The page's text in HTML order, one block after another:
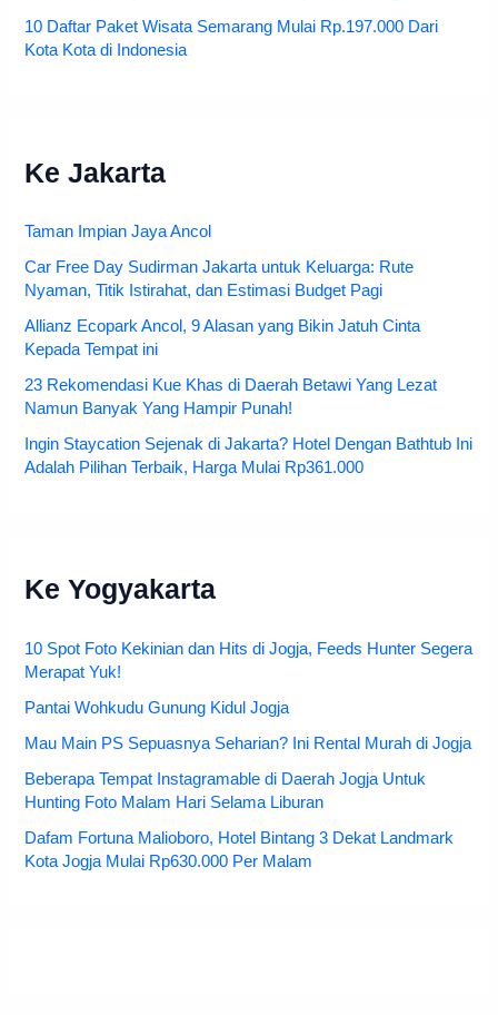
10 Daftar Paket Wisata Semarang Mulai Rp.197.000 Dari
Kota Kota di Indonesia
Ke Jakarta
Taman Impian Jaya Ancol
Car Free Day Sudirman Jakarta untuk Keluarga: Rute
Nyaman, Titik Istirahat, dan Estimasi Budget Pagi
Allianz Ecopark Ancol, 9 Alasan yang Bikin Jatuh Cinta
Kepada Tempat ini
23 Rekomendasi Kue Khas di Daerah Betawi Yang Lezat
Namun Banyak Yang Hampir Punah!
Ingin Staycation Sejenak di Jakarta? Hotel Dengan Bathtub Ini
Adalah Pilihan Terbaik, Harga Mulai Rp361.000
Ke Yogyakarta
10 Spot Foto Kekinian dan Hits di Jogja, Feeds Hunter Segera
Merapat Yuk!
Pantai Wohkudu Gunung Kidul Jogja
Mau Main PS Sepuasnya Seharian? Ini Rental Murah di Jogja
Beberapa Tempat Instagramable di Daerah Jogja Untuk
Hunting Foto Malam Hari Selama Liburan
Dafam Fortuna Malioboro, Hotel Bintang 3 Dekat Landmark
Kota Jogja Mulai Rp630.000 Per Malam